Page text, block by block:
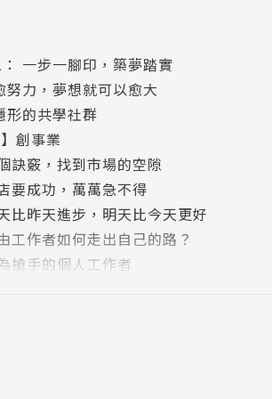
一套獨到的哲學，
個人工作、斜槓職涯的趨勢盛行，縱
理不變，只是訴求的方法與情境有了轉
徐重仁持續兩年分享的精華知識與經
能夠幫助大家成功。
都有人在做，如何找到市場的空隙？
完的，一定有些消費者的需求沒有被
一步一腳印，築夢踏實
努力，夢想就可以愈大
形的共學社群
創事業
竅，找到市場的空隙
成功，萬萬急不得
昨天進步，明天比今天更好
作者如何走出自己的路？
手的個人工作者